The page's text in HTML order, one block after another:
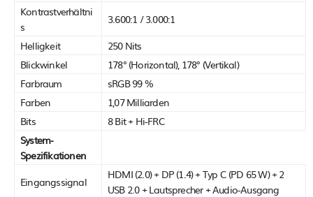
Kontrastverhältni
s
3.600:1 / 3.000:1
Helligkeit
250 Nits
Blickwinkel
178° (Horizontal), 178° (Vertikal)
Farbraum
sRGB 99 %
Farben
1,07 Milliarden
Bits
8 Bit + Hi-FRC
System-
Spezifikationen
Eingangssignal
HDMI (2.0) + DP (1.4) + Typ C (PD 65 W) + 2
USB 2.0 + Lautsprecher + Audio-Ausgang